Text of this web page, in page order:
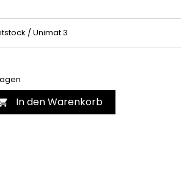
/ Unimat 3
In den Warenkorb